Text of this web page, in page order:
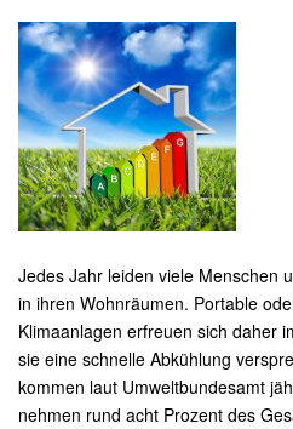
Jedes Jahr leiden viele Menschen
in ihren Wohnräumen. Portable
Klimaanlagen erfreuen sich daher
sie eine schnelle Abkühlung
kommen laut Umweltbundesamt
nehmen rund acht Prozent des